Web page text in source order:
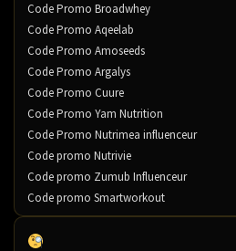
Code Promo Broadwhey
Code Promo Aqeelab
Code Promo Amoseeds
Code Promo Argalys
Code Promo Cuure
Code Promo Yam Nutrition
Code Promo Nutrimea influenceur
Code promo Nutrivie
Code promo Zumub Influenceur
Code promo Smartworkout